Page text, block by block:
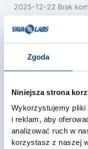
Zgoda
Niniejsza strona
Wykorzystujemy
i reklam, aby
analizować ruch w
korzystasz z naszej
2025-12-22 Brak